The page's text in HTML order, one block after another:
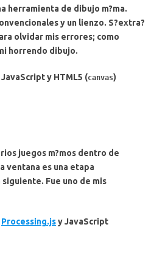
herramienta de dibujo m?ma.
y un lienzo. S?extra?
olvidar mis errores; como
horrendo dibujo.
JavaScript y HTML5 (canvas)
juegos m?mos dentro de
ventana es una etapa
Fue uno de mis
Processing.jsy JavaScript